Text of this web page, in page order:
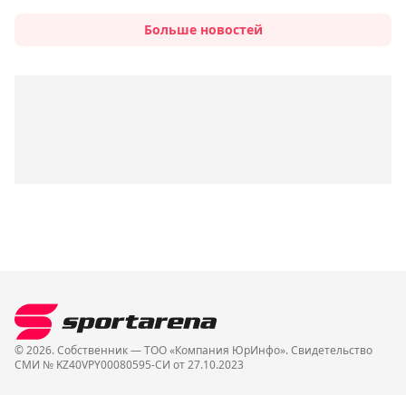
Больше новостей
© 2026. Собственник — ТОО «Компания ЮрИнфо». Cвидетельство
СМИ № KZ40VPY00080595-СИ от 27.10.2023